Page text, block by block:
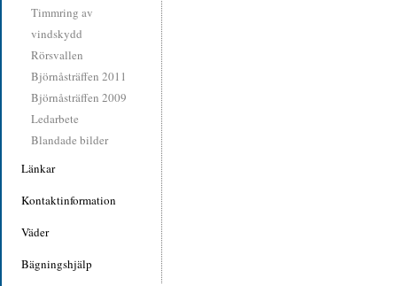
Timmring av
vindskydd
Rörsvallen
Björnåsträffen 2011
Björnåsträffen 2009
Ledarbete
Blandade bilder
Länkar
Kontaktinformation
Väder
Bägningshjälp